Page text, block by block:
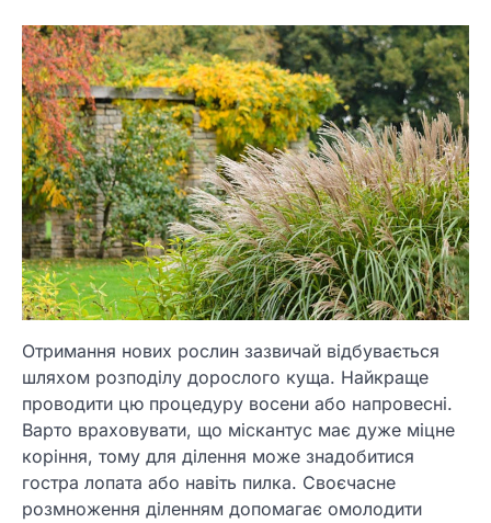
Отримання нових рослин зазвичай відбувається
шляхом розподілу дорослого куща. Найкраще
проводити цю процедуру восени або напровесні.
Варто враховувати, що міскантус має дуже міцне
коріння, тому для ділення може знадобитися
гостра лопата або навіть пилка. Своєчасне
розмноження діленням допомагає омолодити